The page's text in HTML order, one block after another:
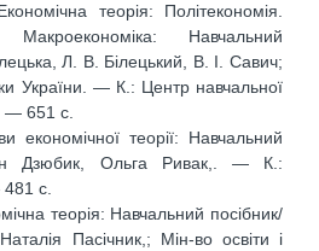
теорія: Політекономія.
Макроекономіка: Навчальний
Л. В. Білецький, В. І. Савич;
України. — К.: Центр навчальної
— 651 с.
економічної теорії: Навчальний
Дзюбик, Ольга Ривак,. — К.:
с.
теорія: Навчальний посібник/
Пасічник,; Мін-во освіти і